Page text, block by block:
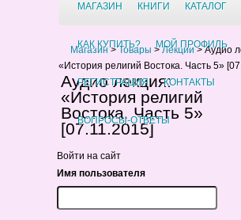
МАГАЗИН КНИГИ КАТАЛОГ
КАК КУПИТЬ? МОЙ ПРОФИЛЬ
РЕГИСТРАЦИЯ КОНТАКТЫ
ВОПРОСЫ-ОТВЕТЫ
Магазин >Товары >Лекции>Аудио
«История религий Востока. Часть 5»
Аудио лекция:
«История религий
Востока. Часть 5»
[07.11.2015]
Войти на сайт
Имя пользователя